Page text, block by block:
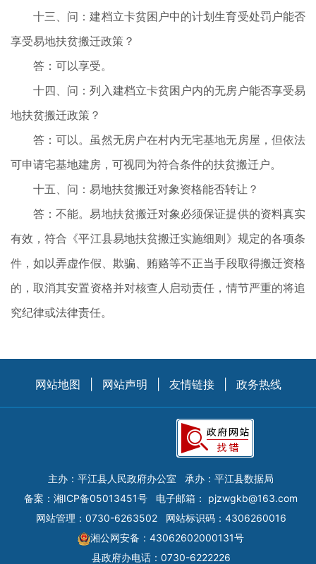
十三、问：建档立卡贫困户中的计划生育受处罚户能否
享受易地扶贫搬迁政策？
答：可以享受。
十四、问：列入建档立卡贫困户内的无房户能否享受易
地扶贫搬迁政策？
答：可以。虽然无房户在村内无宅基地无房屋，但依法
可申请宅基地建房，可视同为符合条件的扶贫搬迁户。
十五、问：易地扶贫搬迁对象资格能否转让？
答：不能。易地扶贫搬迁对象必须保证提供的资料真实
有效，符合《平江县易地扶贫搬迁实施细则》规定的各项条
件，如以弄虚作假、欺骗、贿赂等不正当手段取得搬迁资格
的，取消其安置资格并对核查人启动责任，情节严重的将追
究纪律或法律责任。
网站地图 网站声明 友情链接 政务热线
主办：平江县人民政府办公室
承办：平江县数据局
备案： 湘ICP备05013451号 电子邮箱： pjzwgkb@163.com
网站管理：0730-6263502
网站标识码：4306260016
湘公网安备：43062602000131号
县政府办电话：0730-6222226